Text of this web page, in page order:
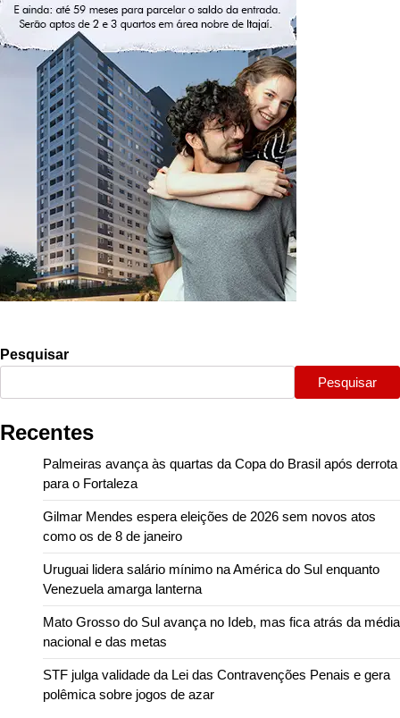
Pesquisar
Pesquisar
Recentes
Palmeiras avança às quartas da Copa do Brasil após derrota
para o Fortaleza
Gilmar Mendes espera eleições de 2026 sem novos atos
como os de 8 de janeiro
Uruguai lidera salário mínimo na América do Sul enquanto
Venezuela amarga lanterna
Mato Grosso do Sul avança no Ideb, mas fica atrás da média
nacional e das metas
STF julga validade da Lei das Contravenções Penais e gera
polêmica sobre jogos de azar